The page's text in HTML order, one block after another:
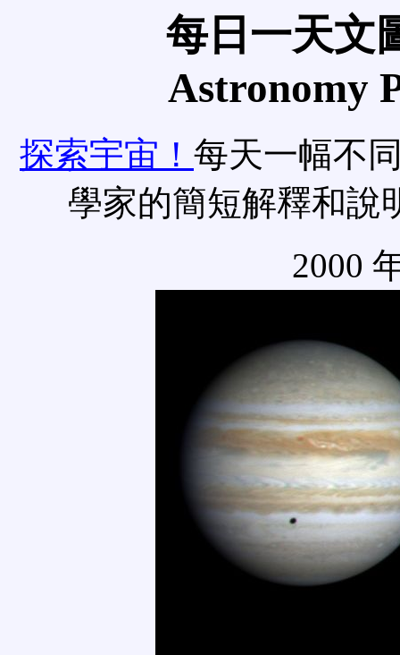
每日一天文
Astronomy
探索宇宙！ 每天一幅不
學家的簡短解釋和說
2000